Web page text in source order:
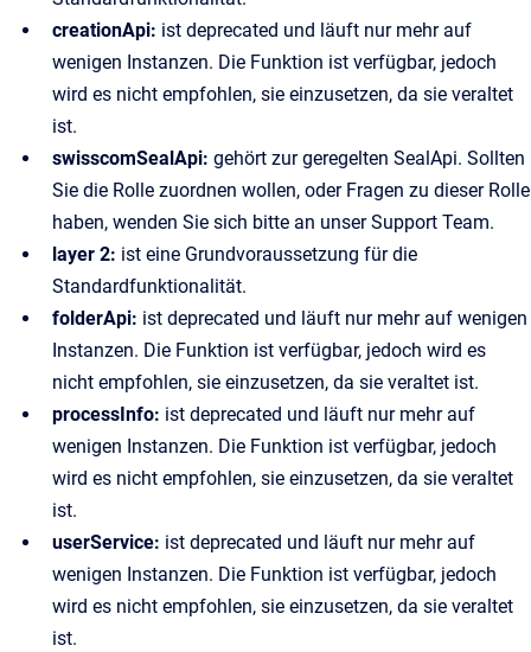
creationApi: ist deprecated und läuft nur mehr auf
wenigen Instanzen. Die Funktion ist verfügbar, jedoch
wird es nicht empfohlen, sie einzusetzen, da sie veraltet
ist.
swisscomSealApi: gehört zur geregelten SealApi. Sollten
Sie die Rolle zuordnen wollen, oder Fragen zu dieser Rolle
haben, wenden Sie sich bitte an unser Support Team.
layer 2: ist eine Grundvoraussetzung für die
Standardfunktionalität.
folderApi: ist deprecated und läuft nur mehr auf wenigen
Instanzen. Die Funktion ist verfügbar, jedoch wird es
nicht empfohlen, sie einzusetzen, da sie veraltet ist.
processInfo: ist deprecated und läuft nur mehr auf
wenigen Instanzen. Die Funktion ist verfügbar, jedoch
wird es nicht empfohlen, sie einzusetzen, da sie veraltet
ist.
userService: ist deprecated und läuft nur mehr auf
wenigen Instanzen. Die Funktion ist verfügbar, jedoch
wird es nicht empfohlen, sie einzusetzen, da sie veraltet
ist.